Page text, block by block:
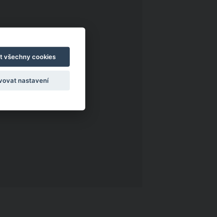
všechny cookies
nastavení